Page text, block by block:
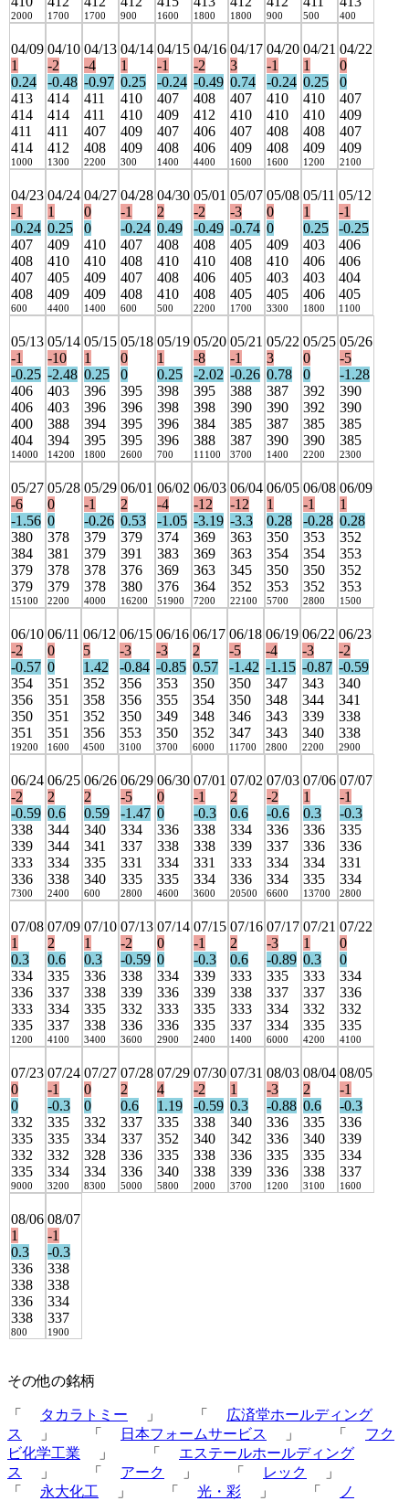
2000 1700 1700 900 1600 1800 1800 900 500 400
04/09
1
0.24
413
414
411
414
1000
04/10
-2
-0.48
414
414
411
412
1300
04/13
-4
-0.97
411
411
407
408
2200
04/14
1
0.25
410
410
409
409
300
04/15
-1
-0.24
407
409
407
408
1400
04/16
-2
-0.49
408
412
406
406
4400
04/17
3
0.74
407
410
407
409
1600
04/20
-1
-0.24
410
410
408
408
1600
04/21
1
0.25
410
410
408
409
1200
04/22
0
0
407
409
407
409
2100
04/23
-1
-0.24
407
408
407
408
600
04/24
1
0.25
409
410
405
409
4400
04/27
0
0
410
410
409
409
1400
04/28
-1
-0.24
407
408
407
408
600
04/30
2
0.49
408
410
408
410
500
05/01
-2
-0.49
408
410
406
408
2200
05/07
-3
-0.74
405
408
405
405
1700
05/08
0
0
409
410
403
405
3300
05/11
1
0.25
403
406
403
406
1800
05/12
-1
-0.25
406
406
404
405
1100
05/13
-1
-0.25
406
406
400
404
14000
05/14
-10
-2.48
403
403
388
394
14200
05/15
1
0.25
396
396
394
395
1800
05/18
0
0
395
396
395
395
2600
05/19
1
0.25
398
398
396
396
700
05/20
-8
-2.02
395
398
384
388
11100
05/21
-1
-0.26
388
390
385
387
3700
05/22
3
0.78
387
390
387
390
1400
05/25
0
0
392
392
385
390
2200
05/26
-5
-1.28
390
390
385
385
2300
05/27
-6
-1.56
380
384
379
379
15100
05/28
0
0
378
381
378
379
2200
05/29
-1
-0.26
379
379
378
378
4000
06/01
2
0.53
379
391
376
380
16200
06/02
-4
-1.05
374
383
369
376
51900
06/03
-12
-3.19
369
369
363
364
7200
06/04
-12
-3.3
363
363
345
352
22100
06/05
1
0.28
350
354
350
353
5700
06/08
-1
-0.28
353
354
350
352
2800
06/09
1
0.28
352
353
352
353
1500
06/10
-2
-0.57
354
356
350
351
19200
06/11
0
0
351
351
351
351
1600
06/12
5
1.42
352
358
352
356
4500
06/15
-3
-0.84
356
356
350
353
3100
06/16
-3
-0.85
353
355
349
350
3700
06/17
2
0.57
350
354
348
352
6000
06/18
-5
-1.42
350
350
346
347
11700
06/19
-4
-1.15
347
348
343
343
2800
06/22
-3
-0.87
343
344
339
340
2200
06/23
-2
-0.59
340
341
338
338
2900
06/24
-2
-0.59
338
339
333
336
7300
06/25
2
0.6
344
344
334
338
2400
06/26
2
0.59
340
341
335
340
600
06/29
-5
-1.47
334
337
331
335
2800
06/30
0
0
336
338
334
335
4600
07/01
-1
-0.3
338
338
331
334
3600
07/02
2
0.6
334
339
333
336
20500
07/03
-2
-0.6
336
337
334
334
6600
07/06
1
0.3
336
336
334
335
13700
07/07
-1
-0.3
335
336
331
334
2800
07/08
1
0.3
334
336
333
335
1200
07/09
2
0.6
335
337
334
337
4100
07/10
1
0.3
336
338
335
338
3400
07/13
-2
-0.59
338
339
332
336
3600
07/14
0
0
334
336
333
336
2900
07/15
-1
-0.3
339
339
335
335
2400
07/16
2
0.6
333
338
333
337
1400
07/17
-3
-0.89
335
337
334
334
6000
07/21
1
0.3
333
337
332
335
4200
07/22
0
0
334
336
332
335
4100
07/23
0
0
332
335
332
335
9000
07/24
-1
-0.3
335
335
332
334
3200
07/27
0
0
332
334
328
334
8300
07/28
2
0.6
337
337
336
336
5000
07/29
4
1.19
335
352
335
340
5800
07/30
-2
-0.59
338
340
338
338
2000
07/31
1
0.3
340
342
336
339
3700
08/03
-3
-0.88
336
336
335
336
1200
08/04
2
0.6
335
340
335
338
3100
08/05
-1
-0.3
336
339
334
337
1600
08/06
1
0.3
336
338
336
338
800
08/07
-1
-0.3
338
338
334
337
1900
その他の銘柄
「 タカラトミー 」 「
広済堂ホールディング
ス
」 「 日本フォームサービス 」 「
フク
ビ化学工業
」 「
エステールホールディング
ス
」 「 アーク 」 「 レック
」
「
永大化工 」 「 光・彩 」 「 ノ